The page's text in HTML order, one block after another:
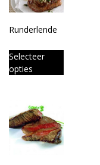
Runderlende
Selecteer
opties